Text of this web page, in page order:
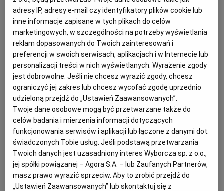
DOMOWE PRZETWORY
SOST, DIPY I INNE DODATKI
KUCHNIA MEKSYKAŃSKA
KUCHNIA INDYJSKA
KUCHNIA HISZPAŃSKA
KUCHNIA NIEMIECKA
GLIWICE
GORZÓW WIELKOPOLSKI
KALISZ
KATOWICE
KIELCE
KOSZALIN
WYBORCZA TV I VOD
TYLKO ZDROWIE
KSIĄŻKI. MAGAZYN DO CZYTANIA
NASZA EUROPA
SŁÓWKA. MAGAZYN O JĘZYKU
BIQDATA
JUTRONAUCI
ARCHIWUM
INNE SERWISY
GAZETA.PL
TOK FM
adresy IP, adresy e-mail czy identyfikatory plików cookie lub
inne informacje zapisane w tych plikach do celów
marketingowych, w szczególności na potrzeby wyświetlania
reklam dopasowanych do Twoich zainteresowań i
preferencji w swoich serwisach, aplikacjach i w Internecie lub
personalizacji treści w nich wyświetlanych. Wyrażenie zgody
jest dobrowolne. Jeśli nie chcesz wyrazić zgody, chcesz
ograniczyć jej zakres lub chcesz wycofać zgodę uprzednio
udzieloną przejdź do „Ustawień Zaawansowanych”.
Twoje dane osobowe mogą być przetwarzane także do
celów badania i mierzenia informacji dotyczących
funkcjonowania serwisów i aplikacji lub łączone z danymi dot.
świadczonych Tobie usług. Jeśli podstawą przetwarzania
Twoich danych jest uzasadniony interes Wyborcza sp. z o.o.,
jej spółki powiązanej – Agora S.A. – lub Zaufanych Partnerów,
masz prawo wyrazić sprzeciw. Aby to zrobić przejdź do
„Ustawień Zaawansowanych” lub skontaktuj się z